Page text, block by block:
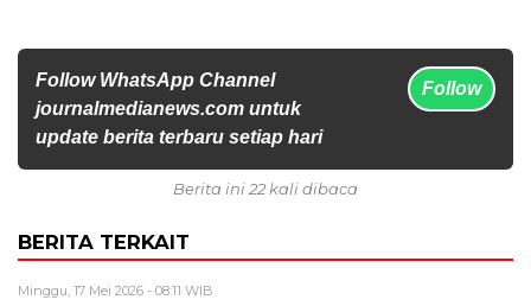
Follow WhatsApp Channel
journalmedianews.com untuk
update berita terbaru setiap hari
Follow
Berita ini 22 kali dibaca
BERITA TERKAIT
Minggu, 17 Mei 2026 - 08:11 WIB